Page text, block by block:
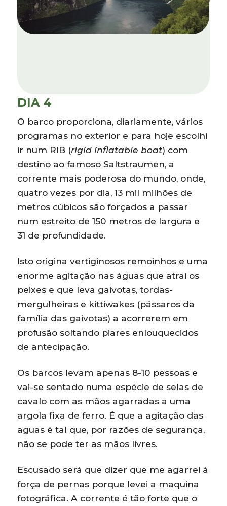
DIA 4
O barco proporciona, diariamente, vários
programas no exterior e para hoje escolhi
ir num RIB (rigid inflatable boat) com
destino ao famoso Saltstraumen, a
corrente mais poderosa do mundo, onde,
quatro vezes por dia, 13 mil milhões de
metros cúbicos são forçados a passar
num estreito de 150 metros de largura e
31 de profundidade.
Isto origina vertiginosos remoinhos e uma
enorme agitação nas águas que atrai os
peixes e que leva gaivotas, tordas-
mergulheiras e kittiwakes (pássaros da
família das gaivotas) a acorrerem em
profusão soltando piares enlouquecidos
de antecipação.
Os barcos levam apenas 8-10 pessoas e
vai-se sentado numa espécie de selas de
cavalo com as mãos agarradas a uma
argola fixa de ferro. É que a agitação das
aguas é tal que, por razões de segurança,
não se pode ter as mãos livres.
Escusado será que dizer que me agarrei à
força de pernas porque levei a maquina
fotográfica. A corrente é tão forte que o